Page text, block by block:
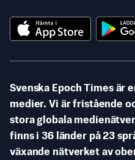
Svenska Epoch Times är
medier. Vi är fristående
stora globala
finns i 36 länder på 23
växande nätverket av